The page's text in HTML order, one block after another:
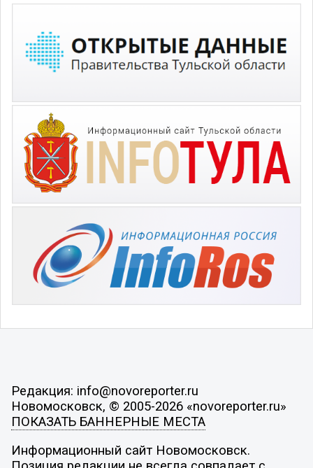
Редакция: info@novoreporter.ru
Новомосковск, © 2005-2026 «novoreporter.ru»
ПОКАЗАТЬ БАННЕРНЫЕ МЕСТА
Информационный сайт Новомосковск.